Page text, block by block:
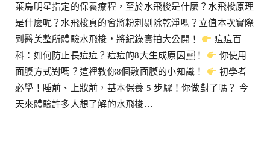
萊烏明星指定的保養療程，至於水飛梭是什麼？水飛梭原理
是什麼呢？水飛梭真的會將粉刺剔除乾淨嗎？立值本次實際
到醫美整所體驗水飛梭，將紀錄實拍大公開！
痘痘百
科：如何防止長痘痘？痘痘的8大生成原因！
你使用
面膜方式對嗎？這裡教你8個敷面膜的小知識！
初學者
必學！睡前、上妝前，基本保養 5 步驟！你做對了嗎？ 今
天來體驗許多人想了解的水飛梭…